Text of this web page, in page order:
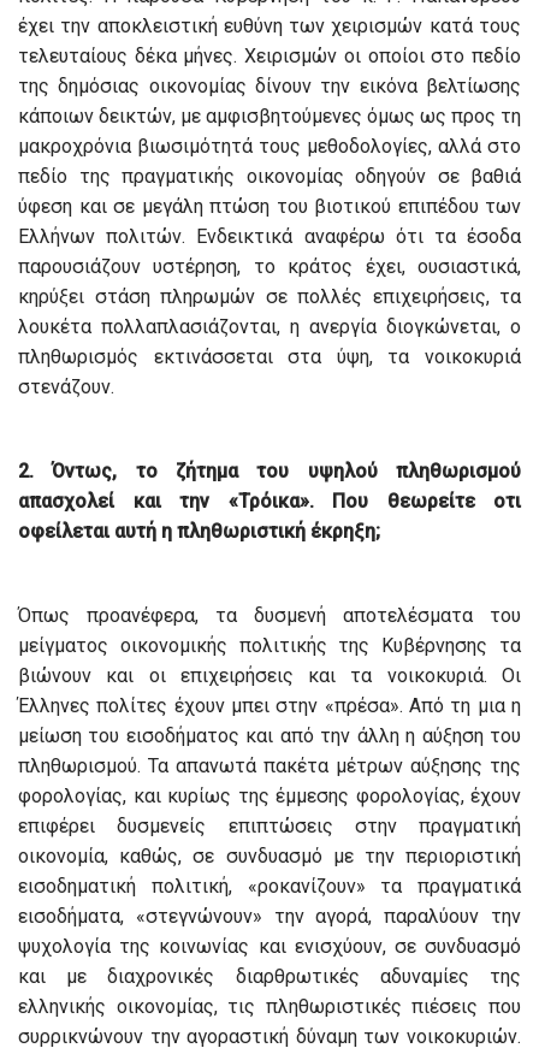
έχει την αποκλειστική ευθύνη των χειρισμών κατά τους
τελευταίους δέκα μήνες. Χειρισμών οι οποίοι στο πεδίο
της δημόσιας οικονομίας δίνουν την εικόνα βελτίωσης
κάποιων δεικτών, με αμφισβητούμενες όμως ως προς τη
μακροχρόνια βιωσιμότητά τους μεθοδολογίες, αλλά στο
πεδίο της πραγματικής οικονομίας οδηγούν σε βαθιά
ύφεση και σε μεγάλη πτώση του βιοτικού επιπέδου των
Ελλήνων πολιτών. Ενδεικτικά αναφέρω ότι τα έσοδα
παρουσιάζουν υστέρηση, το κράτος έχει, ουσιαστικά,
κηρύξει στάση πληρωμών σε πολλές επιχειρήσεις, τα
λουκέτα πολλαπλασιάζονται, η ανεργία διογκώνεται, ο
πληθωρισμός εκτινάσσεται στα ύψη, τα νοικοκυριά
στενάζουν.
2. Όντως, το ζήτημα του υψηλού πληθωρισμού
απασχoλεί και την «Τρόικα». Που θεωρείτε οτι
οφείλεται αυτή η πληθωριστική έκρηξη;
Όπως προανέφερα, τα δυσμενή αποτελέσματα του
μείγματος οικονομικής πολιτικής της Κυβέρνησης τα
βιώνουν και οι επιχειρήσεις και τα νοικοκυριά. Οι
Έλληνες πολίτες έχουν μπει στην «πρέσα». Από τη μια η
μείωση του εισοδήματος και από την άλλη η αύξηση του
πληθωρισμού. Τα απανωτά πακέτα μέτρων αύξησης της
φορολογίας, και κυρίως της έμμεσης φορολογίας, έχουν
επιφέρει δυσμενείς επιπτώσεις στην πραγματική
οικονομία, καθώς, σε συνδυασμό με την περιοριστική
εισοδηματική πολιτική, «ροκανίζουν» τα πραγματικά
εισοδήματα, «στεγνώνουν» την αγορά, παραλύουν την
ψυχολογία της κοινωνίας και ενισχύουν, σε συνδυασμό
και με διαχρονικές διαρθρωτικές αδυναμίες της
ελληνικής οικονομίας, τις πληθωριστικές πιέσεις που
συρρικνώνουν την αγοραστική δύναμη των νοικοκυριών.